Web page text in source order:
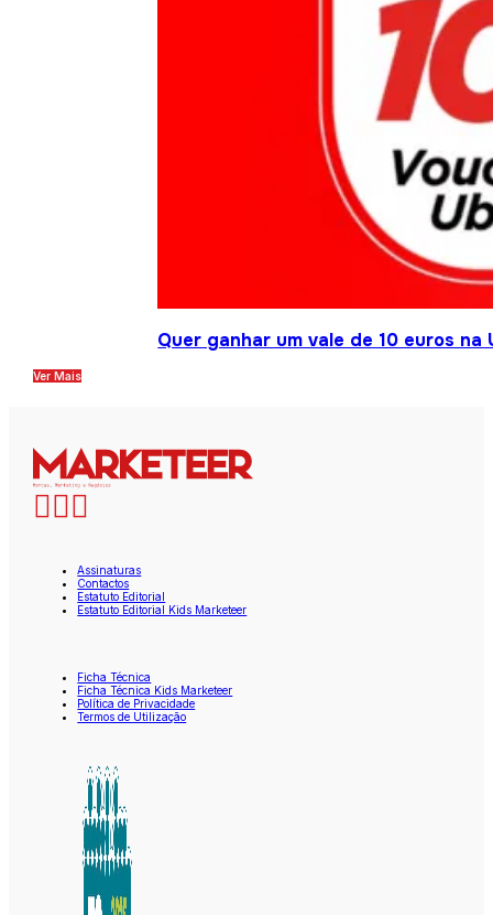
Quer ganhar um vale de 10 euros
Ver Mais
Assinaturas
Contactos
Estatuto Editorial
Estatuto Editorial Kids Marketeer
Ficha Técnica
Ficha Técnica Kids Marketeer
Política de Privacidade
Termos de Utilização